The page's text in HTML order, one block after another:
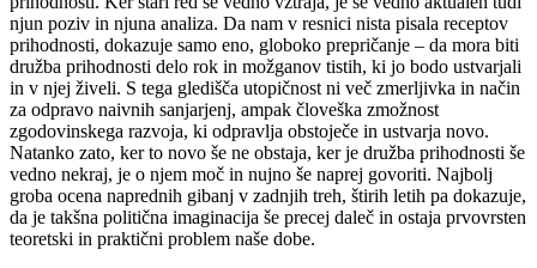
njun poziv in njuna analiza. Da nam v resnici nista pisala receptov
prihodnosti, dokazuje samo eno, globoko prepričanje – da mora biti
družba prihodnosti delo rok in možganov tistih, ki jo bodo ustvarjali
in v njej živeli. S tega gledišča utopičnost ni več zmerljivka in način
za odpravo naivnih sanjarjenj, ampak človeška zmožnost
zgodovinskega razvoja, ki odpravlja obstoječe in ustvarja novo.
Natanko zato, ker to novo še ne obstaja, ker je družba prihodnosti še
vedno nekraj, je o njem moč in nujno še naprej govoriti. Najbolj
groba ocena naprednih gibanj v zadnjih treh, štirih letih pa dokazuje,
da je takšna politična imaginacija še precej daleč in ostaja prvovrsten
teoretski in praktični problem naše dobe.